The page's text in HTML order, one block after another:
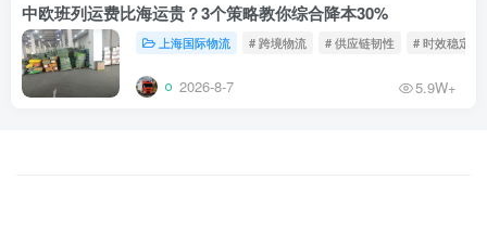
中欧班列运费比海运贵？3个策略教你综合降本30%
上海国际物流 # 跨境物流 # 供应链韧性 # 时效稳定
2026-8-7 5.9W+